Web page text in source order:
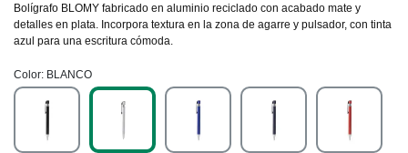
Bolígrafo BLOMY fabricado en aluminio reciclado con acabado mate y
detalles en plata. Incorpora textura en la zona de agarre y pulsador, con tinta
azul para una escritura cómoda.
Color BLANCO